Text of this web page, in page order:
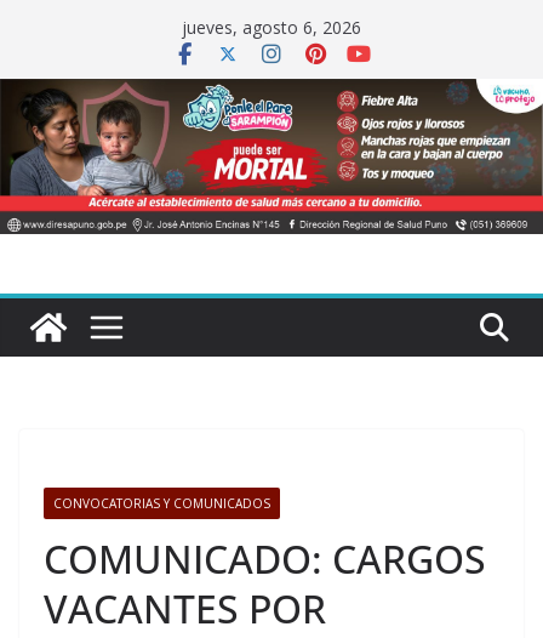
contenido
jueves, agosto 6, 2026
CONVOCATORIAS Y COMUNICADOS
COMUNICADO: CARGOS
VACANTES POR